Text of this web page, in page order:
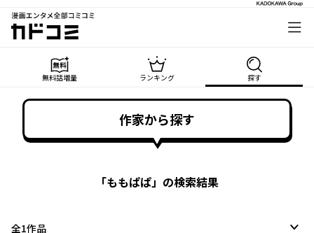
漫画エンタメ全部コミコミ
カドコミ
無料話増量 ランキング 探す
作家から探す
「ももぱぱ」の検索結果
全1作品